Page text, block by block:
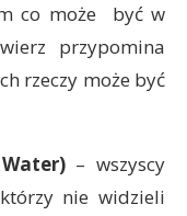
co może być w
przypomina
rzeczy może być
– wszyscy
nie widzieli